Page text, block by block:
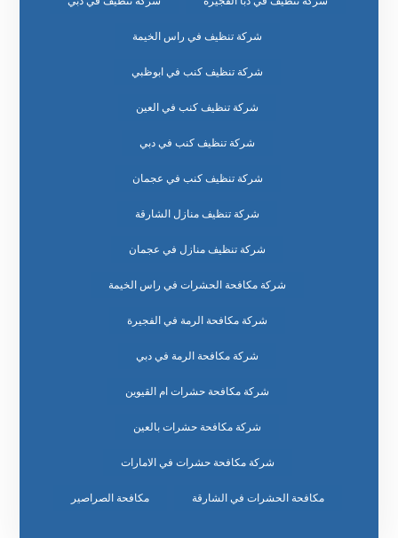
شركة تنظيف في راس الخيمة
شركة تنظيف كنب في ابوظبي
شركة تنظيف كنب في العين
شركة تنظيف كنب في دبي
شركة تنظيف كنب في عجمان
شركة تنظيف منازل الشارقة
شركة تنظيف منازل في عجمان
شركة مكافحة الحشرات في راس الخيمة
شركة مكافحة الرمة في الفجيرة
شركة مكافحة الرمة في دبي
شركة مكافحة حشرات ام القيوين
شركة مكافحة حشرات بالعين
شركة مكافحة حشرات في الامارات
مكافحة الحشرات في الشارقة مكافحة الصراصير